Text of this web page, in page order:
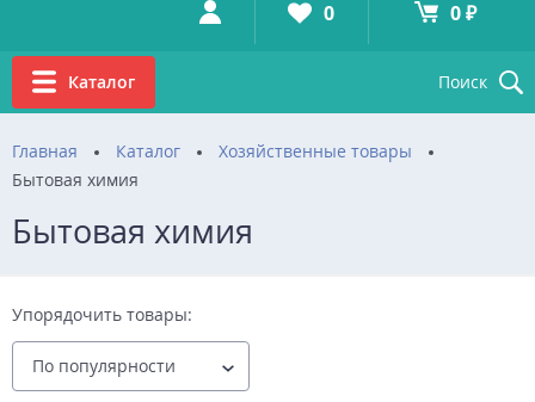
Каталог Поиск
0 0 ₽
Главная Каталог
Хозяйственные товары
Бытовая химия
Бытовая химия
Упорядочить товары: